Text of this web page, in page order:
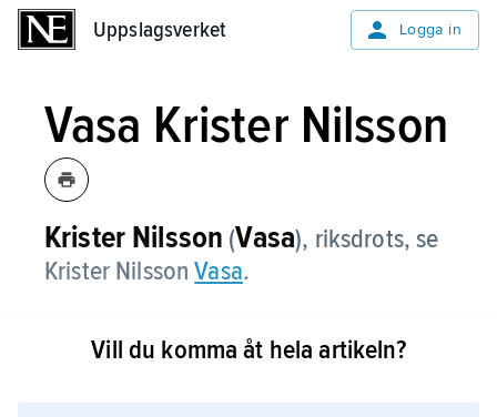
Uppslagsverket Logga in
Vasa Krister Nilsson
Krister Nilsson (Vasa), riksdrots, se
Krister NilssonVasa.
Vill du komma åt hela artikeln?